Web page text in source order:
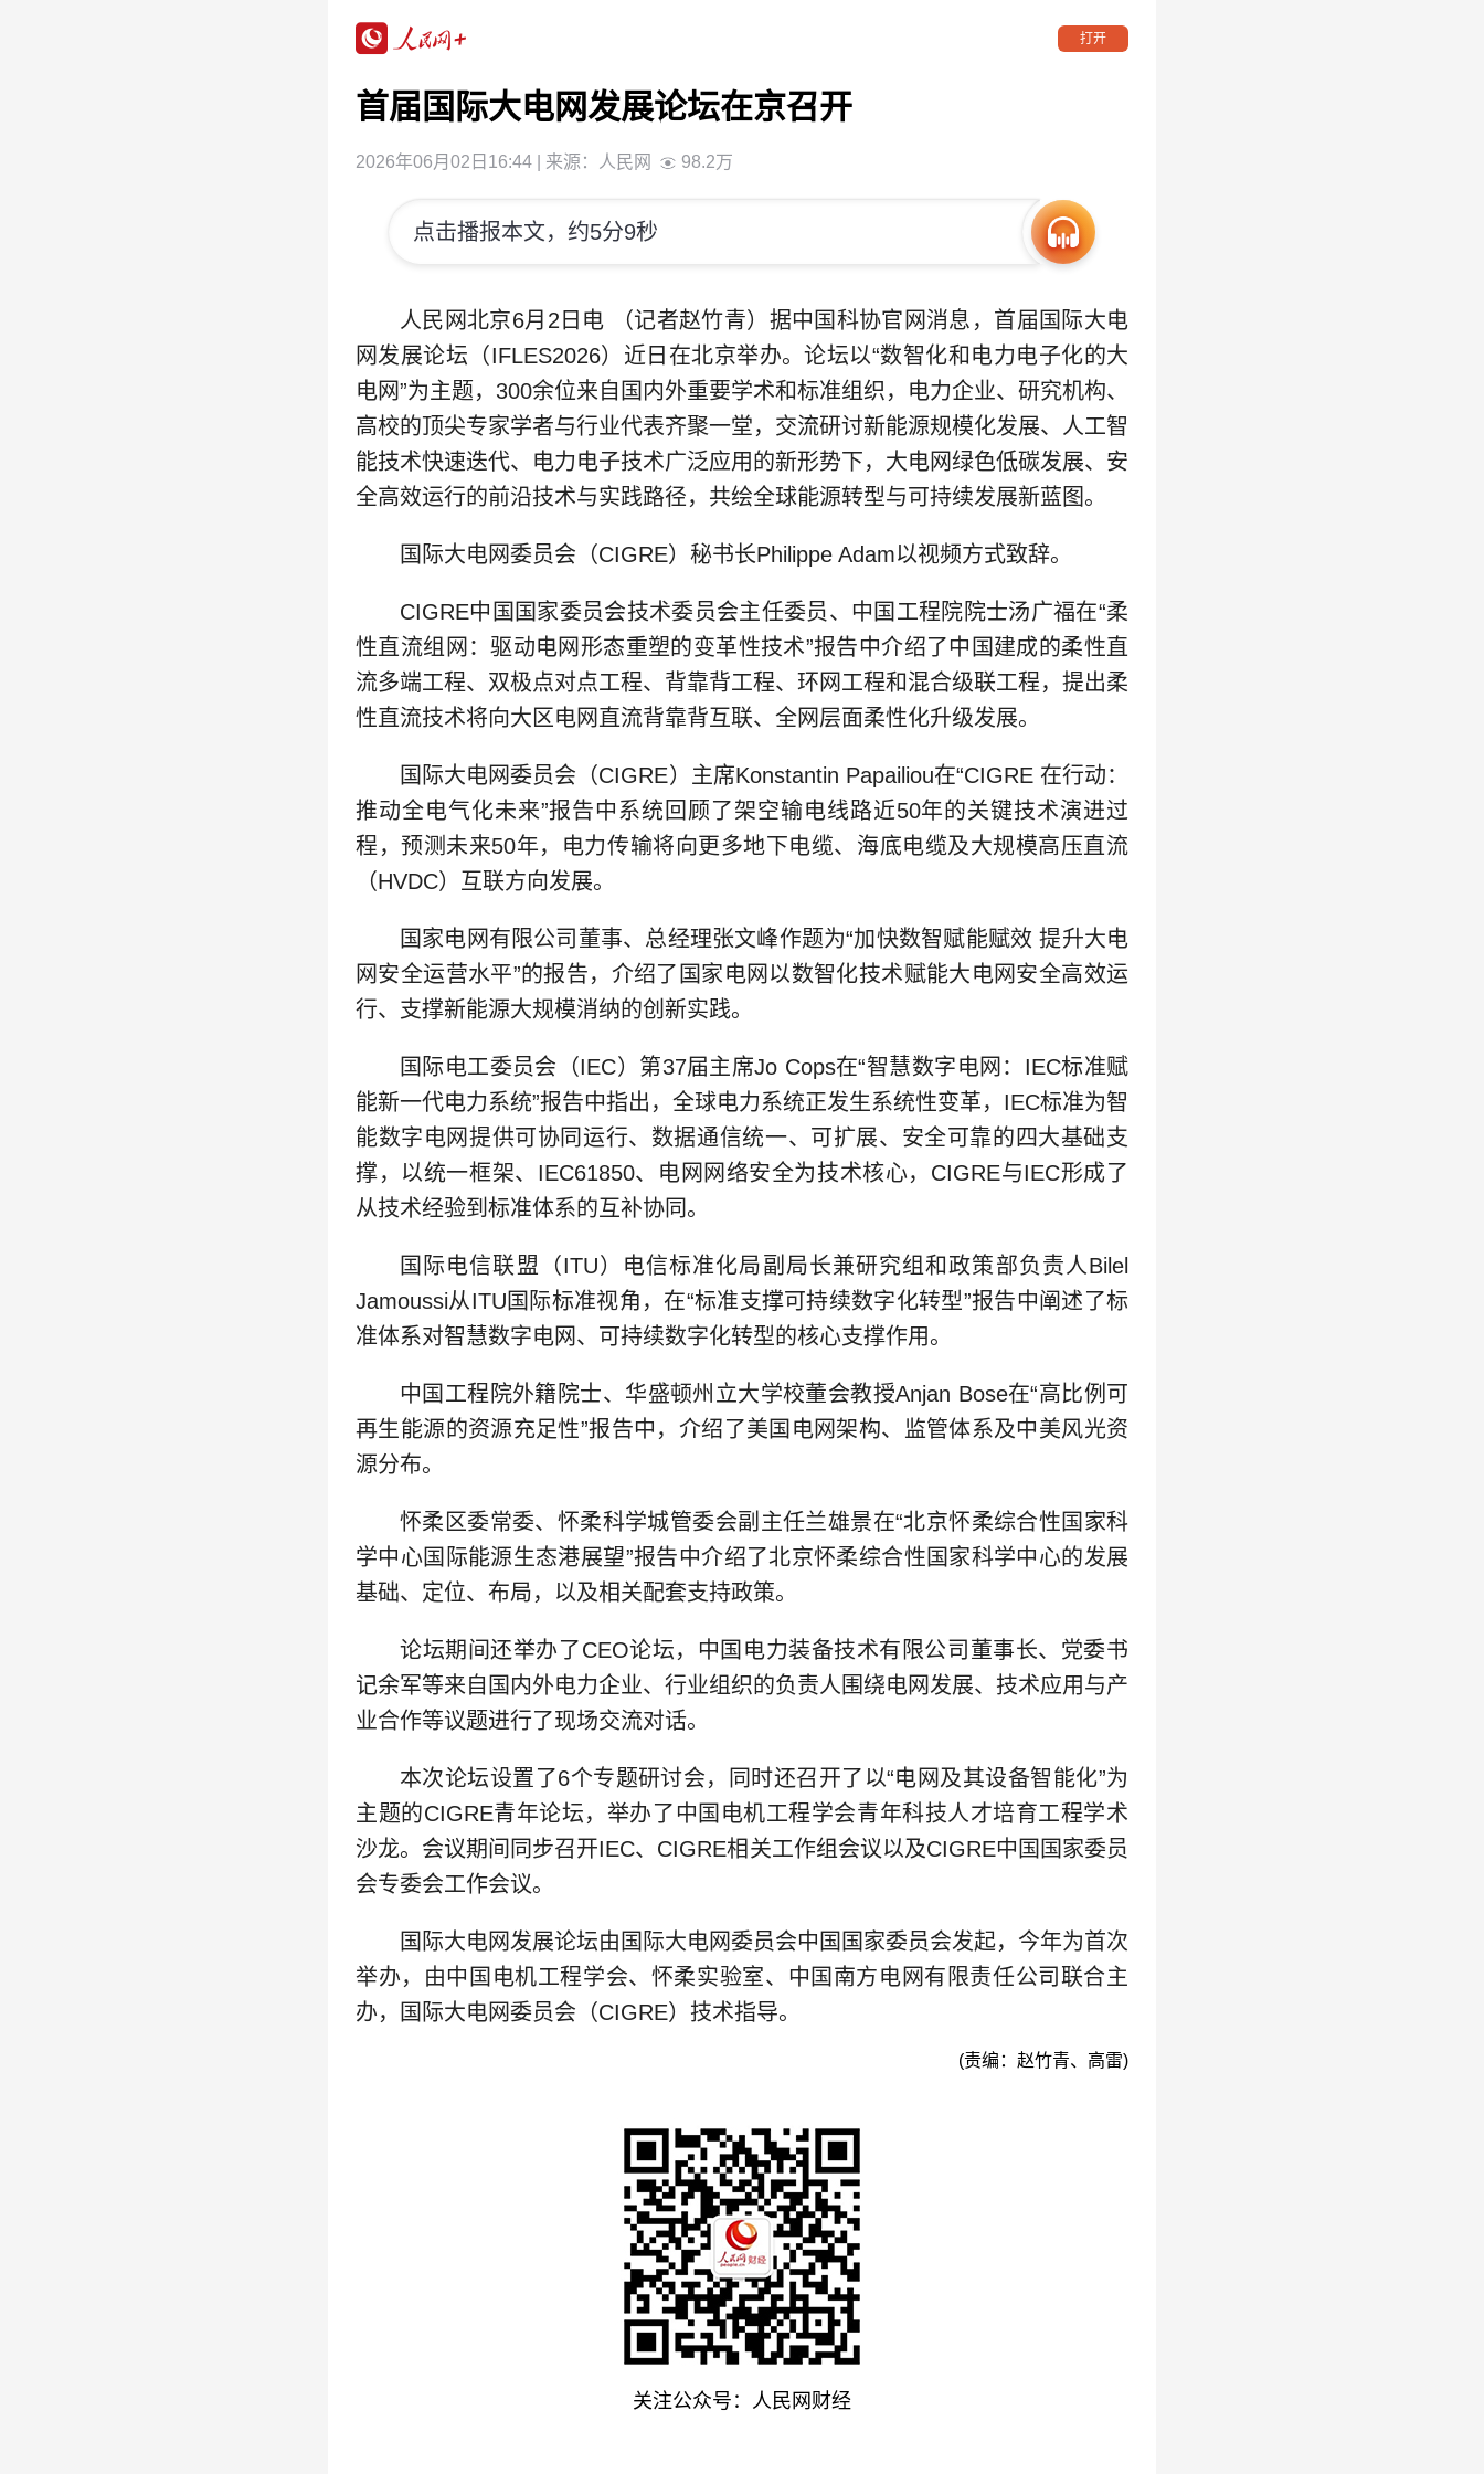
打开
首届国际大电网发展论坛在京召开
2026年06月02日16:44 | 来源： 人民网 98.2万
点击播报本文，约5分9秒
人民网北京6月2日电 （记者赵竹青）据中国科协官网消息，首届国际大电
网发展论坛（IFLES2026）近日在北京举办。论坛以“数智化和电力电子化的大
电网”为主题，300余位来自国内外重要学术和标准组织，电力企业、研究机构、
高校的顶尖专家学者与行业代表齐聚一堂，交流研讨新能源规模化发展、人工智
能技术快速迭代、电力电子技术广泛应用的新形势下，大电网绿色低碳发展、安
全高效运行的前沿技术与实践路径，共绘全球能源转型与可持续发展新蓝图。
国际大电网委员会（CIGRE）秘书长Philippe Adam以视频方式致辞。
CIGRE中国国家委员会技术委员会主任委员、中国工程院院士汤广福在“柔
性直流组网：驱动电网形态重塑的变革性技术”报告中介绍了中国建成的柔性直
流多端工程、双极点对点工程、背靠背工程、环网工程和混合级联工程，提出柔
性直流技术将向大区电网直流背靠背互联、全网层面柔性化升级发展。
国际大电网委员会（CIGRE）主席Konstantin Papailiou在“CIGRE 在行动：
推动全电气化未来”报告中系统回顾了架空输电线路近50年的关键技术演进过
程，预测未来50年，电力传输将向更多地下电缆、海底电缆及大规模高压直流
（HVDC）互联方向发展。
国家电网有限公司董事、总经理张文峰作题为“加快数智赋能赋效 提升大电
网安全运营水平”的报告，介绍了国家电网以数智化技术赋能大电网安全高效运
行、支撑新能源大规模消纳的创新实践。
国际电工委员会（IEC）第37届主席Jo Cops在“智慧数字电网：IEC标准赋
能新一代电力系统”报告中指出，全球电力系统正发生系统性变革，IEC标准为智
能数字电网提供可协同运行、数据通信统一、可扩展、安全可靠的四大基础支
撑，以统一框架、IEC61850、电网网络安全为技术核心，CIGRE与IEC形成了
从技术经验到标准体系的互补协同。
国际电信联盟（ITU）电信标准化局副局长兼研究组和政策部负责人Bilel
Jamoussi从ITU国际标准视角，在“标准支撑可持续数字化转型”报告中阐述了标
准体系对智慧数字电网、可持续数字化转型的核心支撑作用。
中国工程院外籍院士、华盛顿州立大学校董会教授Anjan Bose在“高比例可
再生能源的资源充足性”报告中，介绍了美国电网架构、监管体系及中美风光资
源分布。
怀柔区委常委、怀柔科学城管委会副主任兰雄景在“北京怀柔综合性国家科
学中心国际能源生态港展望”报告中介绍了北京怀柔综合性国家科学中心的发展
基础、定位、布局，以及相关配套支持政策。
论坛期间还举办了CEO论坛，中国电力装备技术有限公司董事长、党委书
记余军等来自国内外电力企业、行业组织的负责人围绕电网发展、技术应用与产
业合作等议题进行了现场交流对话。
本次论坛设置了6个专题研讨会，同时还召开了以“电网及其设备智能化”为
主题的CIGRE青年论坛，举办了中国电机工程学会青年科技人才培育工程学术
沙龙。会议期间同步召开IEC、CIGRE相关工作组会议以及CIGRE中国国家委员
会专委会工作会议。
国际大电网发展论坛由国际大电网委员会中国国家委员会发起，今年为首次
举办，由中国电机工程学会、怀柔实验室、中国南方电网有限责任公司联合主
办，国际大电网委员会（CIGRE）技术指导。
(责编：赵竹青、高雷)
关注公众号：人民网财经